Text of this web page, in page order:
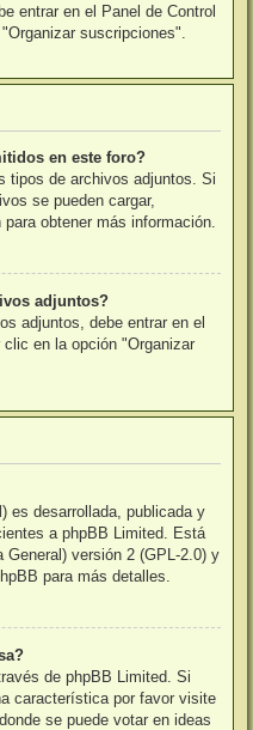
entrar en el Panel de Control
suscripciones".
en este foro?
tipos de archivos adjuntos. Si
se pueden cargar,
obtener más información.
adjuntos?
adjuntos, debe entrar en el
en la opción "Organizar
es desarrollada, publicada y
a phpBB Limited. Está
General) versión 2 (GPL-2.0) y
para más detalles.
de phpBB Limited. Si
característica por favor visite
se puede votar en ideas